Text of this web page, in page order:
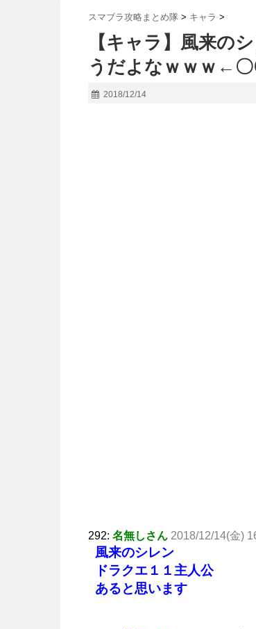
スマブラ攻略まとめ隊 > キャラ >
【キャラ】風来の
うだよなｗｗｗ←
2018/12/14
292: 名無しさん 2018/12/14(金)
風来のシレン
ドラクエ１１主人公
あると思います